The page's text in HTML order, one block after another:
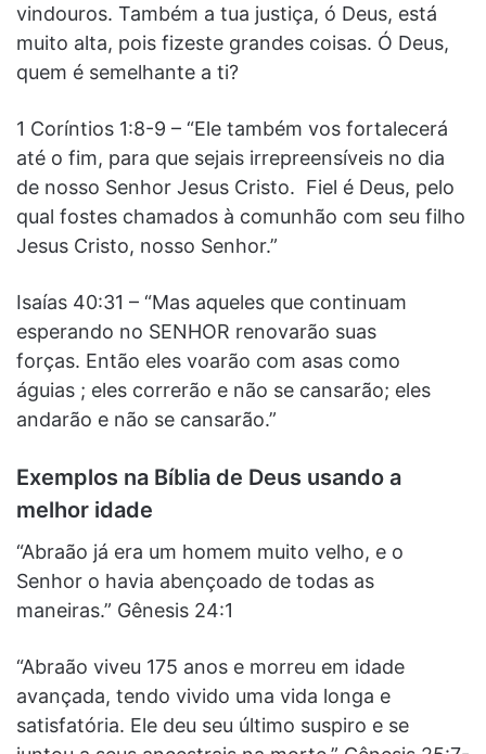
vindouros. Também a tua justiça, ó Deus, está
muito alta, pois fizeste grandes coisas. Ó Deus,
quem é semelhante a ti?
1 Coríntios 1:8-9 – “Ele também vos fortalecerá
até o fim, para que sejais irrepreensíveis no dia
de nosso Senhor Jesus Cristo. Fiel é Deus, pelo
qual fostes chamados à comunhão com seu filho
Jesus Cristo, nosso Senhor.”
Isaías 40:31 – “Mas aqueles que continuam
esperando no SENHOR renovarão suas
forças. Então eles voarão com asas como
águias ; eles correrão e não se cansarão; eles
andarão e não se cansarão.”
Exemplos na Bíblia de Deus usando a
melhor idade
“Abraão já era um homem muito velho, e o
Senhor o havia abençoado de todas as
maneiras.” Gênesis 24:1
“Abraão viveu 175 anos e morreu em idade
avançada, tendo vivido uma vida longa e
satisfatória. Ele deu seu último suspiro e se